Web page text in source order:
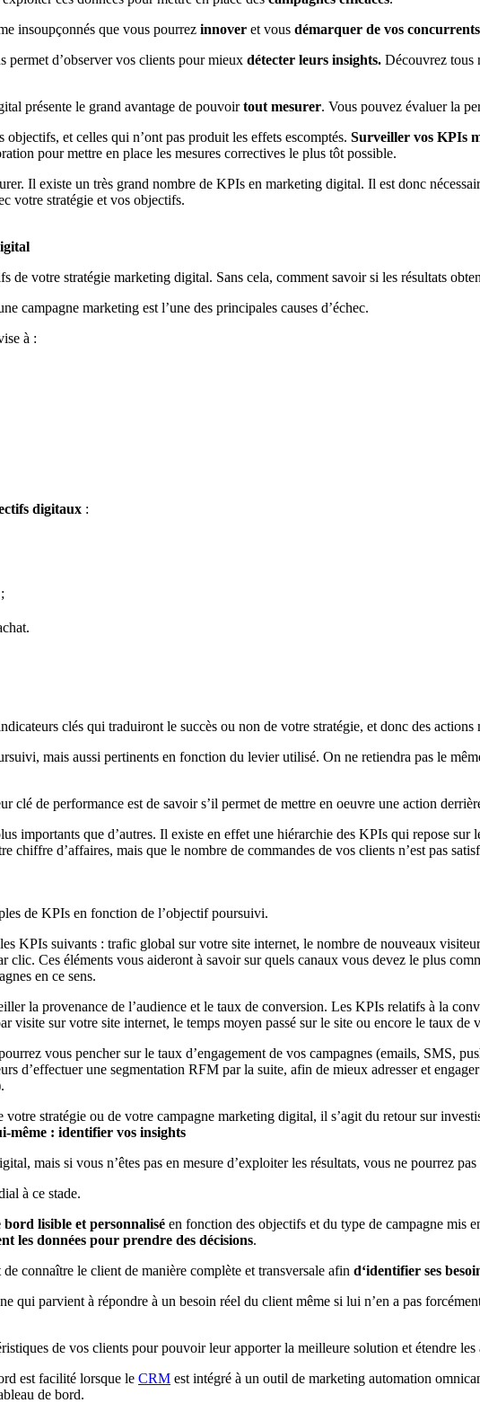
pensée pour vos données.
des informations dans vos données et documents.
insoupçonnés que vous pourrez innover et vous démarquer de vos concurrents
permet d’observer vos clients pour mieux détecter leurs insights. Découvrez tous
présente le grand avantage de pouvoirtout mesurer. Vous pouvez évaluer la
et celles qui n’ont pas produit les effets escomptés. Surveiller vos KPIs
pour mettre en place les mesures correctives le plus tôt possible.
Il existe un très grand nombre de KPIs en marketing digital. Il est donc
votre stratégie et vos objectifs.
votre stratégie marketing digital. Sans cela, comment savoir si les résultats
campagne marketing est l’une des principales causes d’échec.
à :
digitaux :
clés qui traduiront le succès ou non de votre stratégie, et donc des actions
mais aussi pertinents en fonction du levier utilisé. On ne retiendra pas le
clé de performance est de savoir s’il permet de mettre en oeuvre une action
importants que d’autres. Il existe en effet une hiérarchie des KPIs qui repose
chiffre d’affaires, mais que le nombre de commandes de vos clients n’est pas
de KPIs en fonction de l’objectif poursuivi.
KPIs suivants : trafic global sur votre site internet, le nombre de nouveaux
clic. Ces éléments vous aideront à savoir sur quels canaux vous devez le plus
en ce sens.
la provenance de l’audience et le taux de conversion. Les KPIs relatifs à la
visite sur votre site internet, le temps moyen passé sur le site ou encore le taux de
vous pencher sur le taux d’engagement de vos campagnes (emails, SMS,
d’effectuer une segmentation RFM par la suite, afin de mieux adresser et
stratégie ou de votre campagne marketing digital, il s’agit du retour sur
même : identifier vos insights
mais si vous n’êtes pas en mesure d’exploiter les résultats, vous ne pourrez
à ce stade.
bord lisible et personnalisé en fonction des objectifs et du type de campagne mis
les données pour prendre des décisions.
connaître le client de manière complète et transversale afin d‘identifier ses
qui parvient à répondre à un besoin réel du client même si lui n’en a pas
de vos clients pour pouvoir leur apporter la meilleure solution et étendre
est facilité lorsque le CRM est intégré à un outil de marketing automation
de bord.